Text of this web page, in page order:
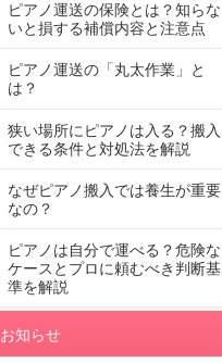
ピアノ運送の保険とは？知らな
いと損する補償内容と注意点
ピアノ運送の「丸太作業」と
は？
狭い場所にピアノは入る？搬入
できる条件と対処法を解説
なぜピアノ搬入では養生が重要
なの？
ピアノは自分で運べる？危険な
ケースとプロに頼むべき判断基
準を解説
お知らせ